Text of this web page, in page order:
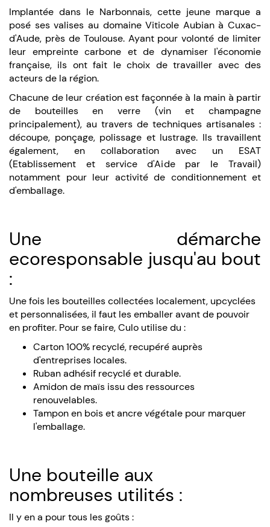
Implantée dans le Narbonnais, cette jeune marque a
posé ses valises au domaine Viticole Aubian à Cuxac-
d'Aude, près de Toulouse. Ayant pour volonté de limiter
leur empreinte carbone et de dynamiser l'économie
française, ils ont fait le choix de travailler avec des
acteurs de la région.
Chacune de leur création est façonnée à la main à partir
de bouteilles en verre (vin et champagne
principalement), au travers de techniques artisanales :
découpe, ponçage, polissage et lustrage. Ils travaillent
également, en collaboration avec un ESAT
(Etablissement et service d'Aide par le Travail)
notamment pour leur activité de conditionnement et
d'emballage.
Une démarche
ecoresponsable jusqu'au bout
:
Une fois les bouteilles collectées localement, upcyclées
et personnalisées, il faut les emballer avant de pouvoir
en profiter. Pour se faire, Culo utilise du :
Carton 100% recyclé, recupéré auprès
d'entreprises locales.
Ruban adhésif recyclé et durable.
Amidon de maïs issu des ressources
renouvelables.
Tampon en bois et ancre végétale pour marquer
l'emballage.
Une bouteille aux
nombreuses utilités :
Il y en a pour tous les goûts :